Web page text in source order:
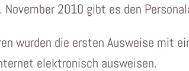
November 2010 gibt es den
wurden die ersten Ausweise mit
elektronisch ausweisen.